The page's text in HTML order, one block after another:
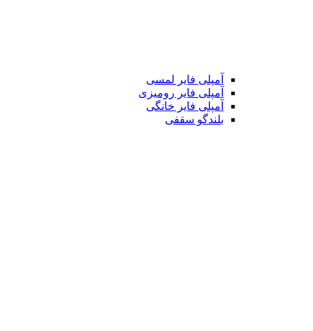
آمپلی فایر لمسی
آمپلی فایر رومیزی
آمپلی فایر خانگی
بلندگو سقفی